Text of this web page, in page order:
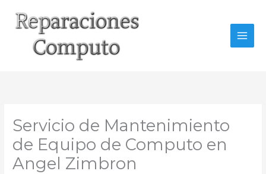
contenido
Servicio de Mantenimiento
de Equipo de Computo en
Angel Zimbron